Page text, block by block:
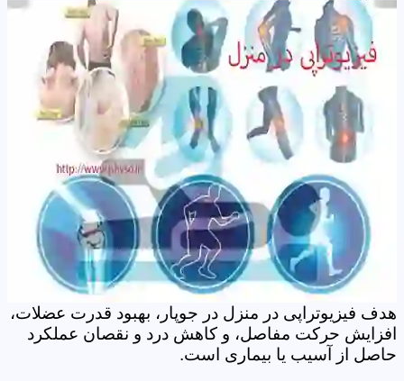
هدف فیزیوتراپی در منزل در جوپار، بهبود قدرت عضلات،
افزایش حرکت مفاصل، و کاهش درد و نقصان عملکرد
حاصل از آسیب یا بیماری است.